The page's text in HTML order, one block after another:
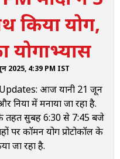
फडणवीस पुणे विश्वविद्यालय में
में योग दिवस सत्र का किया
के तट पर इंडियन नेवी ने
किया योग,
योगाभ्यास
2025, 4:39 PM IST
आज यानी 21 जून
दुनिया में मनाया जा रहा है.
सुबह 6:30 से 7:45 बजे
कॉमन योग प्रोटोकॉल के
जा रहा है.